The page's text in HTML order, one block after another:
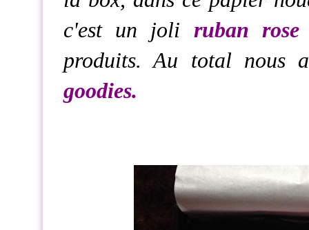
c'est un joli ruban rose
produits. Au total nous
goodies.